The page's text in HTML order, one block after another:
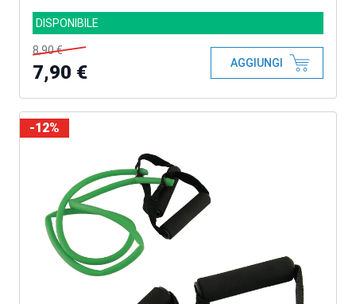
DISPONIBILE
8,90 €
7,90 € AGGIUNGI
-12%